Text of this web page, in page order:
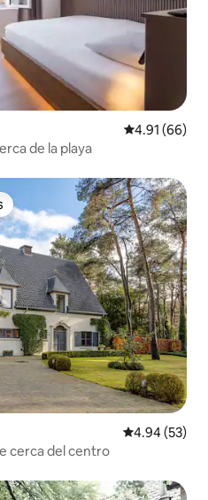
Calificación
4.91 (66)
de la playa
Calificación
4.94 (53)
cerca del centro